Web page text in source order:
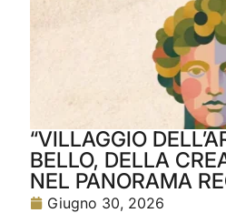
“VILLAGGIO
BELLO, DELLA
NEL PANORAMA
Giugno 30, 2026